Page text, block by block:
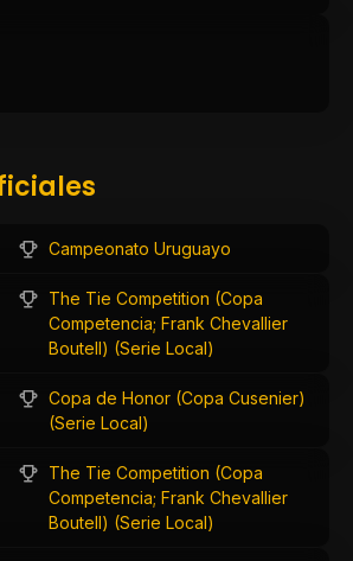
Campeonato Uruguayo
The Tie Competition (Copa
Competencia; Frank Chevallier
Boutell) (Serie Local)
Copa de Honor (Copa Cusenier)
(Serie Local)
The Tie Competition (Copa
Competencia; Frank Chevallier
Boutell) (Serie Local)